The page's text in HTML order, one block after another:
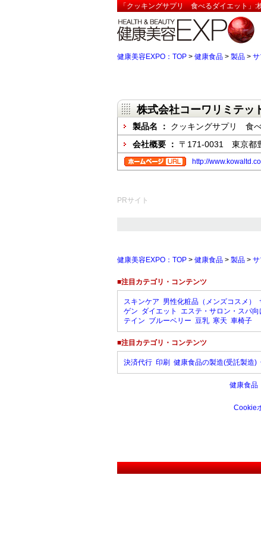
「クッキングサプリ 食べるダイエット」:
健康美容EXPO：TOP > 健康食品 > 製品 > サ
株式会社コーワリミテッ
製品名 ： クッキングサプリ 食
会社概要 ： 〒171-0031 東京都
http://
PRサイト
健康美容EXPO：TOP > 健康食品 > 製品 > サ
■注目カテゴリ・コンテンツ
スキンケア 男性化粧品（メンズコスメ）
ゲン ダイエット エステ・サロン・スパ向
テイン ブルーベリー 豆乳 寒天 車椅子
■注目カテゴリ・コンテンツ
決済代行 印刷 健康食品の製造(受託製造)
健康食品
Cookie